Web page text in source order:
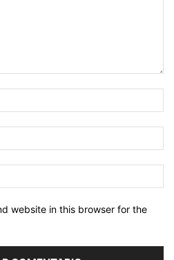
website in this browser for the